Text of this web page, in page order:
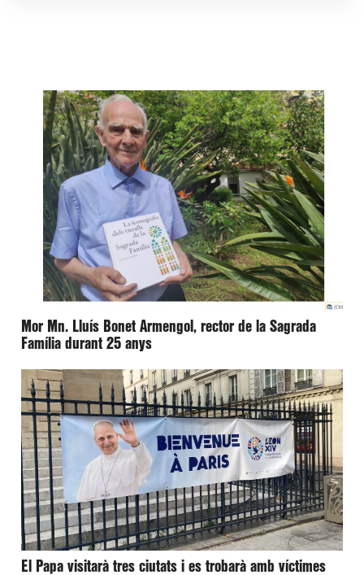
Mor Mn. Lluís Bonet Armengol, rector de la Sagrada
Família durant 25 anys
El Papa visitarà tres ciutats i es trobarà amb víctimes